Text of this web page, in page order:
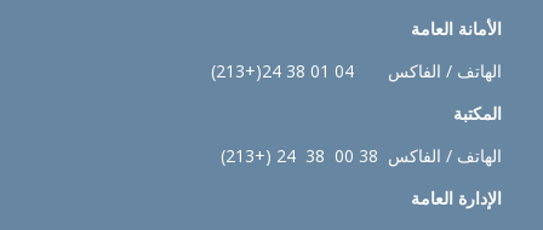
الأمانة العامة
الهاتف / الفاكس 04 01 38 24(+213)
المكتبة
الهاتف / الفاكس 38 00 38 24 (+213)
الإدارة العامة